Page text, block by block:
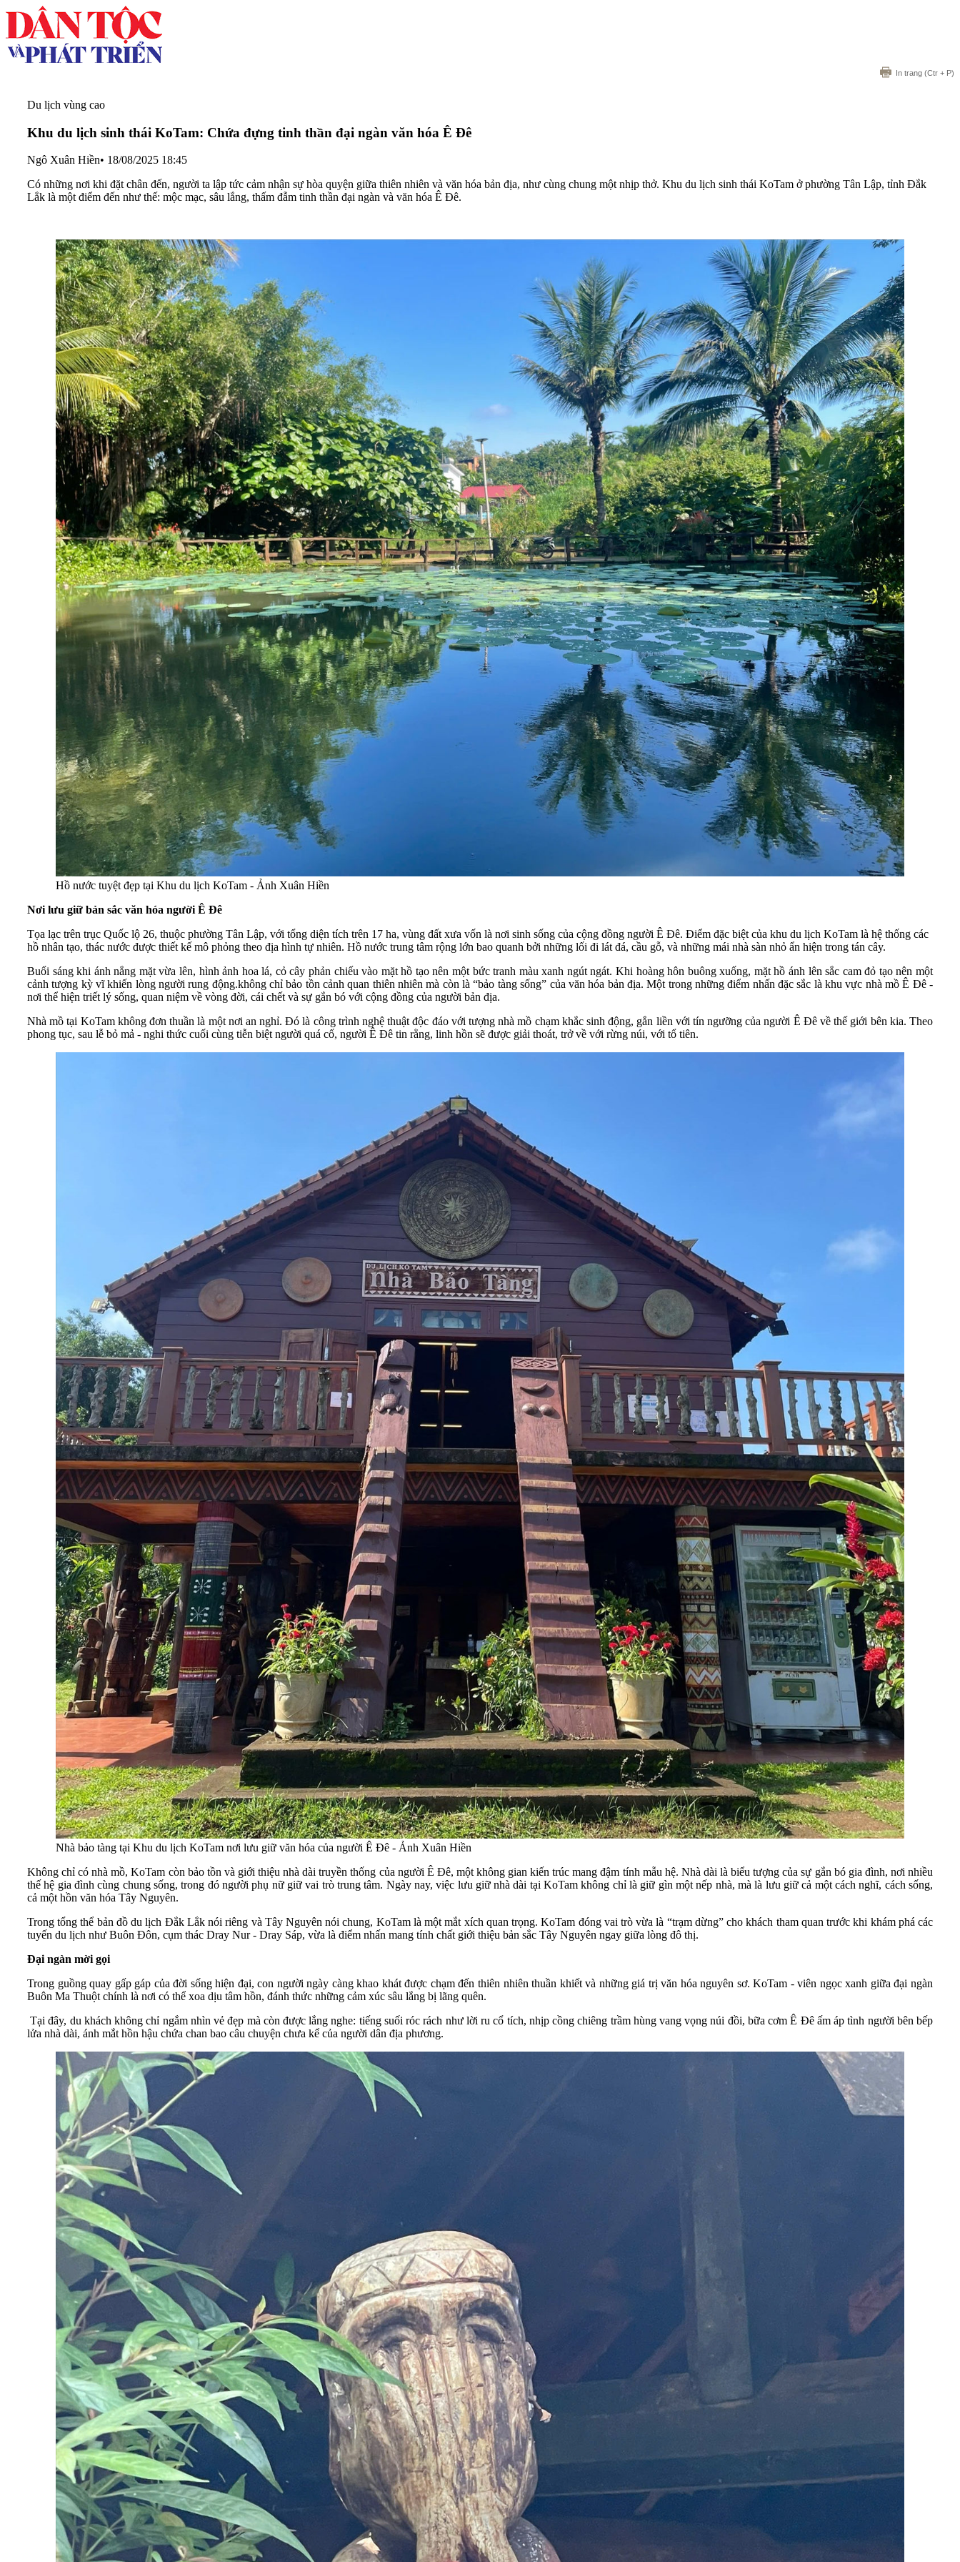
In trang (Ctr + P)
Du lịch vùng cao
Khu du lịch sinh thái KoTam: Chứa đựng tinh thần đại ngàn văn hóa Ê Đê
Ngô Xuân Hiền• 18/08/2025 18:45
Có những nơi khi đặt chân đến, người ta lập tức cảm nhận sự hòa quyện giữa thiên nhiên và văn hóa bản địa, như cùng chung một nhịp thở. Khu du lịch sinh thái KoTam ở phường Tân Lập, tỉnh Đắk
Lắk là một điểm đến như thế: mộc mạc, sâu lắng, thấm đẫm tinh thần đại ngàn và văn hóa Ê Đê.
Hồ nước tuyệt đẹp tại Khu du lịch KoTam - Ảnh Xuân Hiền
Nơi lưu giữ bản sắc văn hóa người Ê Đê
Tọa lạc trên trục Quốc lộ 26, thuộc phường Tân Lập, với tổng diện tích trên 17 ha, vùng đất xưa vốn là nơi sinh sống của cộng đồng người Ê Đê. Điểm đặc biệt của khu du lịch KoTam là hệ thống các
hồ nhân tạo, thác nước được thiết kế mô phỏng theo địa hình tự nhiên. Hồ nước trung tâm rộng lớn bao quanh bởi những lối đi lát đá, cầu gỗ, và những mái nhà sàn nhỏ ẩn hiện trong tán cây.
Buổi sáng khi ánh nắng mặt vừa lên, hình ảnh hoa lá, cỏ cây phản chiếu vào mặt hồ tạo nên một bức tranh màu xanh ngút ngát. Khi hoàng hôn buông xuống, mặt hồ ánh lên sắc cam đỏ tạo nên một
cảnh tượng kỳ vĩ khiến lòng người rung động.không chỉ bảo tồn cảnh quan thiên nhiên mà còn là “bảo tàng sống” của văn hóa bản địa. Một trong những điểm nhấn đặc sắc là khu vực nhà mồ Ê Đê -
nơi thể hiện triết lý sống, quan niệm về vòng đời, cái chết và sự gắn bó với cộng đồng của người bản địa.
Nhà mồ tại KoTam không đơn thuần là một nơi an nghỉ. Đó là công trình nghệ thuật độc đáo với tượng nhà mồ chạm khắc sinh động, gắn liền với tín ngưỡng của người Ê Đê về thế giới bên kia. Theo
phong tục, sau lễ bỏ mả - nghi thức cuối cùng tiễn biệt người quá cố, người Ê Đê tin rằng, linh hồn sẽ được giải thoát, trở về với rừng núi, với tổ tiên.
Nhà bảo tàng tại Khu du lịch KoTam nơi lưu giữ văn hóa của người Ê Đê - Ảnh Xuân Hiền
Không chỉ có nhà mồ, KoTam còn bảo tồn và giới thiệu nhà dài truyền thống của người Ê Đê, một không gian kiến trúc mang đậm tính mẫu hệ. Nhà dài là biểu tượng của sự gắn bó gia đình, nơi nhiều
thế hệ gia đình cùng chung sống, trong đó người phụ nữ giữ vai trò trung tâm. Ngày nay, việc lưu giữ nhà dài tại KoTam không chỉ là giữ gìn một nếp nhà, mà là lưu giữ cả một cách nghĩ, cách sống,
cả một hồn văn hóa Tây Nguyên.
Trong tổng thể bản đồ du lịch Đắk Lắk nói riêng và Tây Nguyên nói chung, KoTam là một mắt xích quan trọng. KoTam đóng vai trò vừa là “trạm dừng” cho khách tham quan trước khi khám phá các
tuyến du lịch như Buôn Đôn, cụm thác Dray Nur - Dray Sáp, vừa là điểm nhấn mang tính chất giới thiệu bản sắc Tây Nguyên ngay giữa lòng đô thị.
Đại ngàn mời gọi
Trong guồng quay gấp gáp của đời sống hiện đại, con người ngày càng khao khát được chạm đến thiên nhiên thuần khiết và những giá trị văn hóa nguyên sơ. KoTam - viên ngọc xanh giữa đại ngàn
Buôn Ma Thuột chính là nơi có thể xoa dịu tâm hồn, đánh thức những cảm xúc sâu lắng bị lãng quên.
Tại đây, du khách không chỉ ngắm nhìn vẻ đẹp mà còn được lắng nghe: tiếng suối róc rách như lời ru cổ tích, nhịp cồng chiêng trầm hùng vang vọng núi đồi, bữa cơm Ê Đê ấm áp tình người bên bếp
lửa nhà dài, ánh mắt hồn hậu chứa chan bao câu chuyện chưa kể của người dân địa phương.